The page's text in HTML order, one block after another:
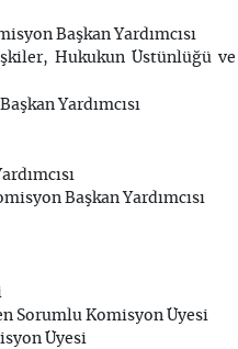
Başkan Yardımcısı
Hukukun Üstünlüğü ve
Yardımcısı
Başkan Yardımcısı
Sorumlu Komisyon Üyesi
Üyesi